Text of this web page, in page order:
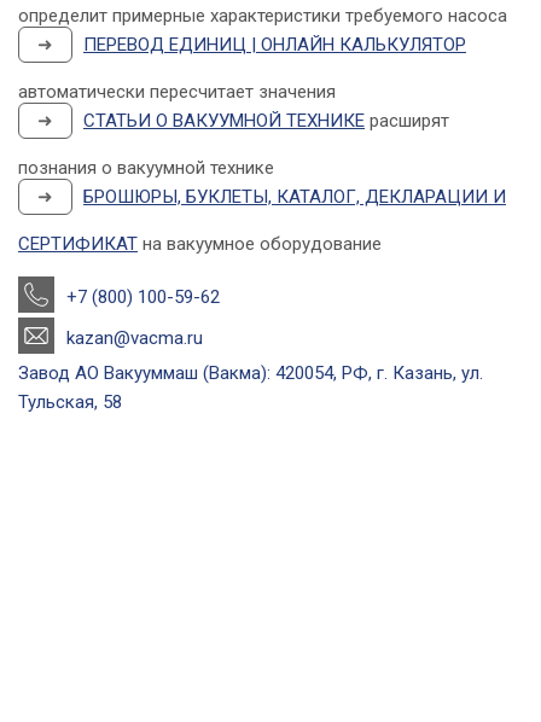
определит примерные характеристики требуемого насоса
➜
ПЕРЕВОД ЕДИНИЦ | ОНЛАЙН КАЛЬКУЛЯТОР
автоматически пересчитает значения
➜
СТАТЬИ О ВАКУУМНОЙ ТЕХНИКЕ расширят
познания о вакуумной технике
➜
БРОШЮРЫ, БУКЛЕТЫ, КАТАЛОГ, ДЕКЛАРАЦИИ И
СЕРТИФИКАТ на вакуумное оборудование
+7 (800) 100-59-62
kazan@vacma.ru
Завод АО Вакууммаш (Вакма): 420054, РФ, г. Казань, ул.
Тульская, 58